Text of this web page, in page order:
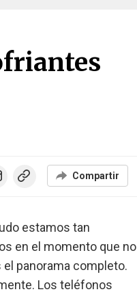
Compartir
estamos tan
en el momento que no
panorama completo.
Los teléfonos